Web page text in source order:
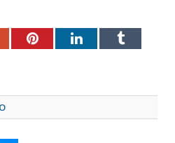
PinterestLinkedInTumblr